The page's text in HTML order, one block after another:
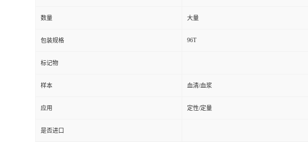
数量 大量
包装规格 96T
标记物
样本 血清/血浆
应用 定性/定量
是否进口